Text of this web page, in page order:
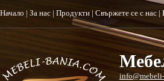
Начало | За нас | Продукти | Свържете се с нас |